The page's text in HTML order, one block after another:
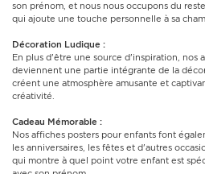
son prénom, et nous nous occupons du
qui ajoute une touche personnelle à sa
Décoration Ludique :
En plus d'être une source d'inspiration, nos
deviennent une partie intégrante de la
créent une atmosphère amusante et
créativité.
Cadeau Mémorable :
Nos affiches posters pour enfants font
les anniversaires, les fêtes et d'autres
qui montre à quel point votre enfant est